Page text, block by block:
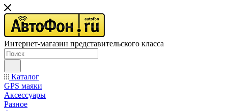
Интернет-магазин представительского класса
Каталог
GPS маяки
Аксессуары
Разное